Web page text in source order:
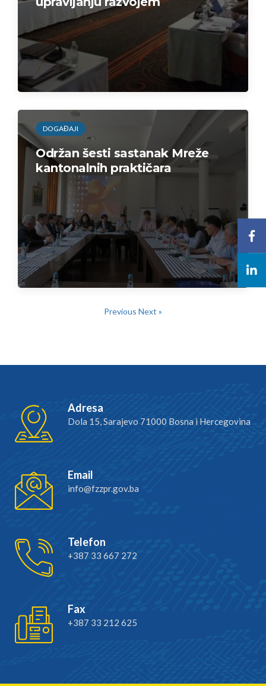
DOGAĐAJI
Održan šesti sastanak Mreže
kantonalnih praktičara
Previous Next »
Adresa
Dola 15, Sarajevo 71000 Bosna i Hercegovina
Email
info@fzzpr.gov.ba
Telefon
+387 33 667 272
Fax
+387 33 212 625